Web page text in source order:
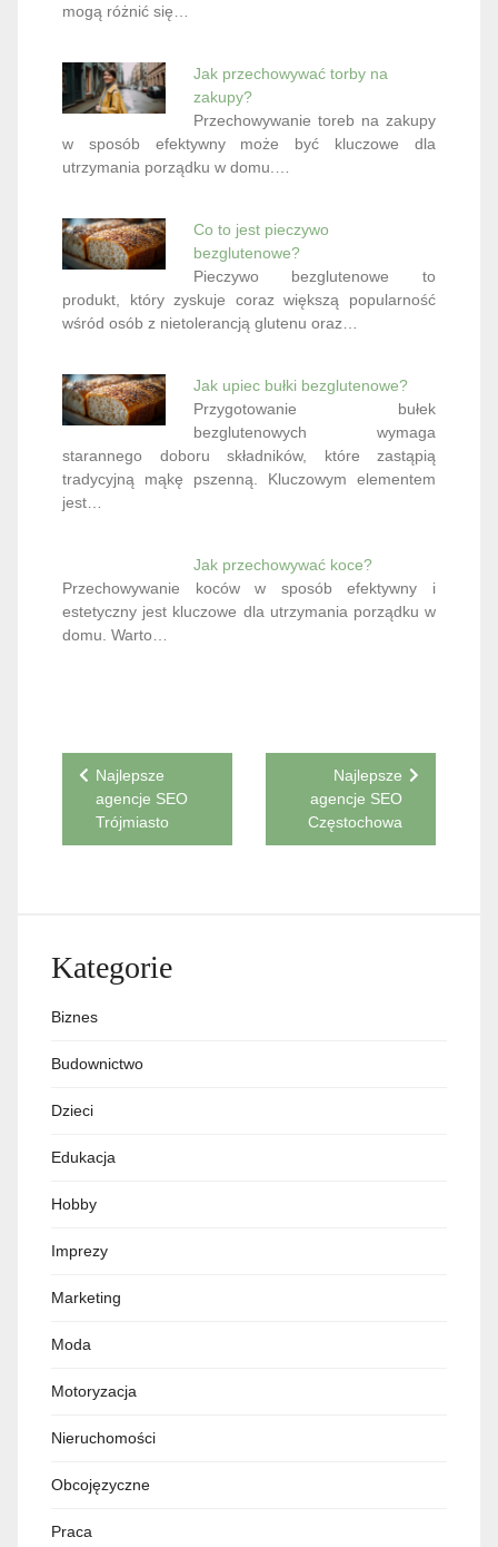
mogą różnić się…
Jak przechowywać torby na
zakupy?
Przechowywanie toreb na zakupy
w sposób efektywny może być kluczowe dla
utrzymania porządku w domu.…
Co to jest pieczywo
bezglutenowe?
Pieczywo bezglutenowe to
produkt, który zyskuje coraz większą popularność
wśród osób z nietolerancją glutenu oraz…
Jak upiec bułki bezglutenowe?
Przygotowanie bułek
bezglutenowych wymaga
starannego doboru składników, które zastąpią
tradycyjną mąkę pszenną. Kluczowym elementem
jest…
Jak przechowywać koce?
Przechowywanie koców w sposób efektywny i
estetyczny jest kluczowe dla utrzymania porządku w
domu. Warto…
Nawigacja
wpisu
Najlepsze
agencje SEO
Trójmiasto
Najlepsze
agencje SEO
Częstochowa
Kategorie
Biznes
Budownictwo
Dzieci
Edukacja
Hobby
Imprezy
Marketing
Moda
Motoryzacja
Nieruchomości
Obcojęzyczne
Praca